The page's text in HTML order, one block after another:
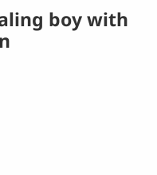
boy with